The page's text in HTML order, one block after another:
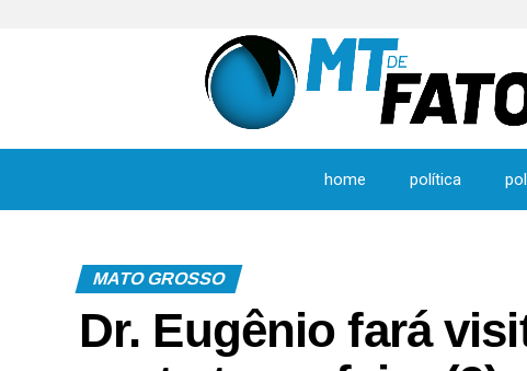
home política
MATO GROSSO
Dr. Eugênio fará